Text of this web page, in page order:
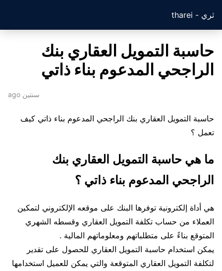
ثري - tharei
حاسبة التمويل العقاري بنك
الراجحي المدعوم بناء ذاتي
سنتين ago
حاسبة التمويل العقاري بنك الراجحي المدعوم بناء ذاتي كيف
تعمل ؟
ما هي حاسبة التمويل العقاري بنك
الراجحي المدعوم بناء ذاتي ؟
هي أداة إلكترونية توفرها البنك على موقعه الإلكتروني لتمكين
العملاء من حساب تكلفة التمويل العقاري وقسطه الشهري
المتوقع بناءً على متطلباتهم ومعلوماتهم المالية .
يمكن استخدام حاسبة التمويل العقاري للحصول على تقدير
لتكلفة التمويل العقاري المتوقعة والتي يمكن للعميل استخدامها